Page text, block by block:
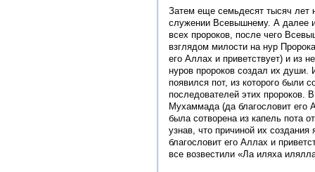
Затем еще семьдесят тысяч лет
служении Всевышнему. А далее
всех пророков, после чего
взглядом милости на нур
его Аллах и приветствует) и из
нуров пророков создал их души.
появился пот, из которого были
последователей этих пророков.
Мухаммада (да благословит его
была сотворена из капель пота
узнав, что причиной их
благословит его Аллах и
все возвестили «Ла иляха